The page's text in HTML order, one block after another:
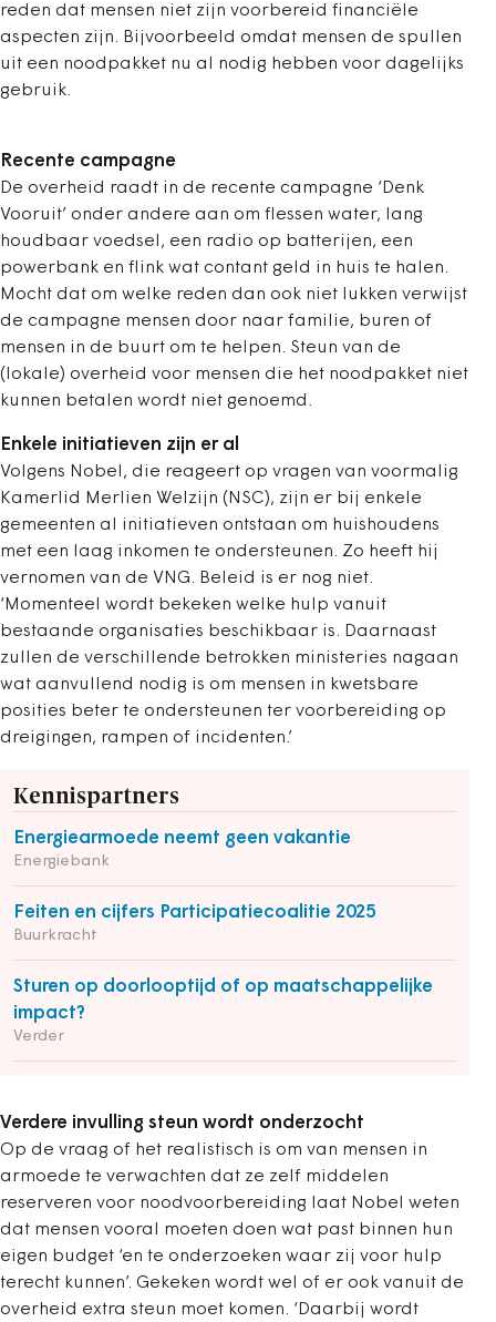
reden dat mensen niet zijn voorbereid financiële
aspecten zijn. Bijvoorbeeld omdat mensen de spullen
uit een noodpakket nu al nodig hebben voor dagelijks
gebruik.
Recente campagne
De overheid raadt in de recente campagne ‘Denk
Vooruit’ onder andere aan om flessen water, lang
houdbaar voedsel, een radio op batterijen, een
powerbank en flink wat contant geld in huis te halen.
Mocht dat om welke reden dan ook niet lukken verwijst
de campagne mensen door naar familie, buren of
mensen in de buurt om te helpen. Steun van de
(lokale) overheid voor mensen die het noodpakket niet
kunnen betalen wordt niet genoemd.
Enkele initiatieven zijn er al
Volgens Nobel, die reageert op vragen van voormalig
Kamerlid Merlien Welzijn (NSC), zijn er bij enkele
gemeenten al initiatieven ontstaan om huishoudens
met een laag inkomen te ondersteunen. Zo heeft hij
vernomen van de VNG. Beleid is er nog niet.
‘Momenteel wordt bekeken welke hulp vanuit
bestaande organisaties beschikbaar is. Daarnaast
zullen de verschillende betrokken ministeries nagaan
wat aanvullend nodig is om mensen in kwetsbare
posities beter te ondersteunen ter voorbereiding op
dreigingen, rampen of incidenten.’
Kennispartners
Energiearmoede neemt geen vakantie
Energiebank
Feiten en cijfers Participatiecoalitie 2025
Buurkracht
Sturen op doorlooptijd of op maatschappelijke
impact?
Verder
Verdere invulling steun wordt onderzocht
Op de vraag of het realistisch is om van mensen in
armoede te verwachten dat ze zelf middelen
reserveren voor noodvoorbereiding laat Nobel weten
dat mensen vooral moeten doen wat past binnen hun
eigen budget ‘en te onderzoeken waar zij voor hulp
terecht kunnen’. Gekeken wordt wel of er ook vanuit de
overheid extra steun moet komen. ‘Daarbij wordt